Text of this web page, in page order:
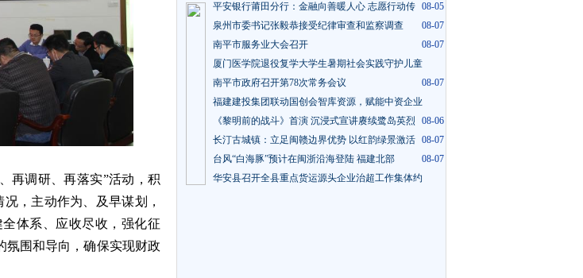
再调研、再落实”活动，积
，主动作为、及早谋划，
体系、应收尽收，强化征
氛围和导向，确保实现财政
平安银行莆田分行：金融向善暖人心 志愿行动传 08-05
泉州市委书记张毅恭接受纪律审查和监察调查
08-07
南平市服务业大会召开
08-07
厦门医学院退役复学大学生暑期社会实践守护儿童
08-05
南平市政府召开第78次常务会议
08-07
福建建投集团联动国创会智库资源，赋能中资企业
08-06
《黎明前的战斗》首演 沉浸式宣讲赓续鹭岛英烈
08-06
长汀古城镇：立足闽赣边界优势 以红韵绿景激活 08-07
台风“白海豚”预计在闽浙沿海登陆 福建北部
08-07
华安县召开全县重点货运源头企业治超工作集体约